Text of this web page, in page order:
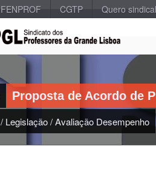
FENPROF CGTP Quero
Proposta de Acordo de
/ Legislação/Avaliação Desempenho